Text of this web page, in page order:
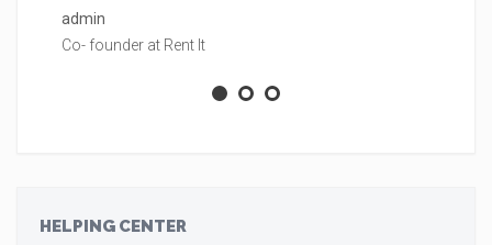
admin
Co- founder at Rent It
HELPING CENTER